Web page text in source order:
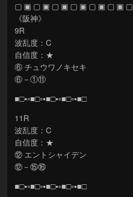
▢ ▣ ▢ ▣ ▢ ▣ ▢ ▣ ▢ ▣ ▢ ▣ ▢
《阪神》
9R
波乱度：C
自信度：★
⑥ チュウワノキセキ
⑥－①⑪
■□▪▫■□▫▪■□▪▫■□▫▪■□
11R
波乱度：C
自信度：★
⑫ エントシャイデン
⑫－⑮⑯
■□▪▫■□▫▪■□▪▫■□▫▪■□